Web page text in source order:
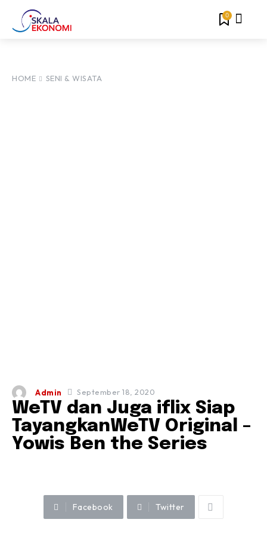
0
HOME SENI & WISATA
Admin September 18, 2020
WeTV dan Juga iflix Siap
TayangkanWeTV Original –
Yowis Ben the Series
Facebook Twitter